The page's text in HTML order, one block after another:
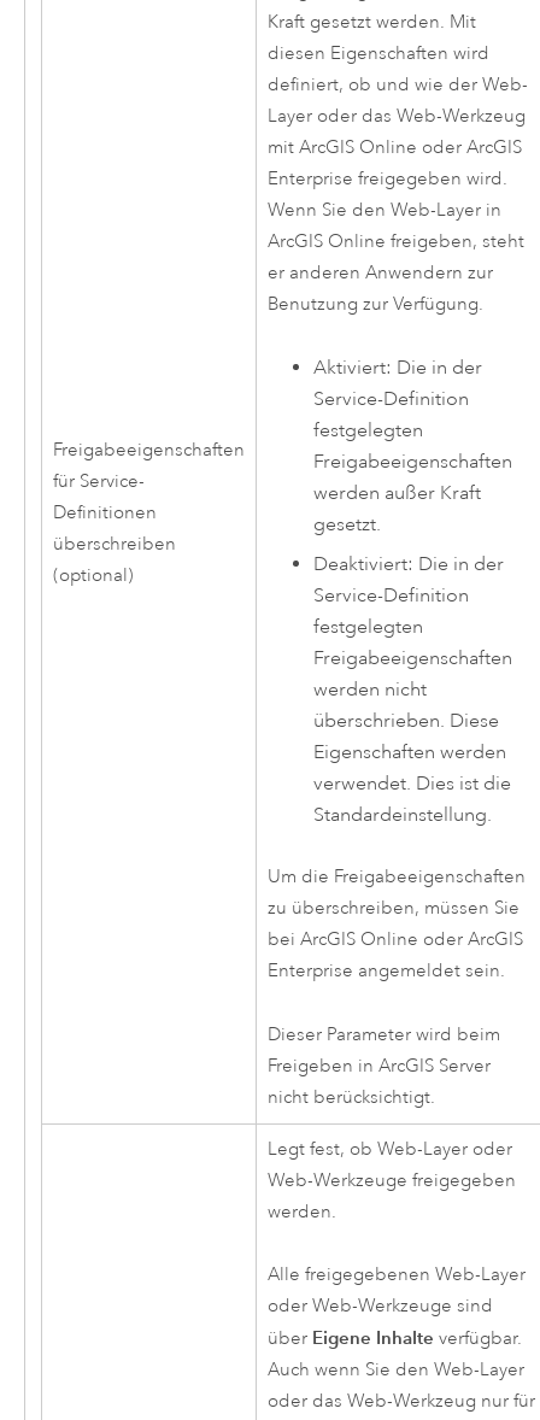
Freigabeeigenschaften
für Service-
Definitionen
überschreiben
(optional)
Kraft gesetzt werden. Mit
diesen Eigenschaften wird
definiert, ob und wie der Web-
Layer oder das Web-Werkzeug
mit ArcGIS Online oder ArcGIS
Enterprise freigegeben wird.
Wenn Sie den Web-Layer in
ArcGIS Online freigeben, steht
er anderen Anwendern zur
Benutzung zur Verfügung.
Aktiviert: Die in der
Service-Definition
festgelegten
Freigabeeigenschaften
werden außer Kraft
gesetzt.
Deaktiviert: Die in der
Service-Definition
festgelegten
Freigabeeigenschaften
werden nicht
überschrieben. Diese
Eigenschaften werden
verwendet. Dies ist die
Standardeinstellung.
Um die Freigabeeigenschaften
zu überschreiben, müssen Sie
bei ArcGIS Online oder ArcGIS
Enterprise angemeldet sein.
Dieser Parameter wird beim
Freigeben in ArcGIS Server
nicht berücksichtigt.
Legt fest, ob Web-Layer oder
Web-Werkzeuge freigegeben
werden.
Alle freigegebenen Web-Layer
oder Web-Werkzeuge sind
über Eigene Inhalte verfügbar.
Auch wenn Sie den Web-Layer
oder das Web-Werkzeug nur für